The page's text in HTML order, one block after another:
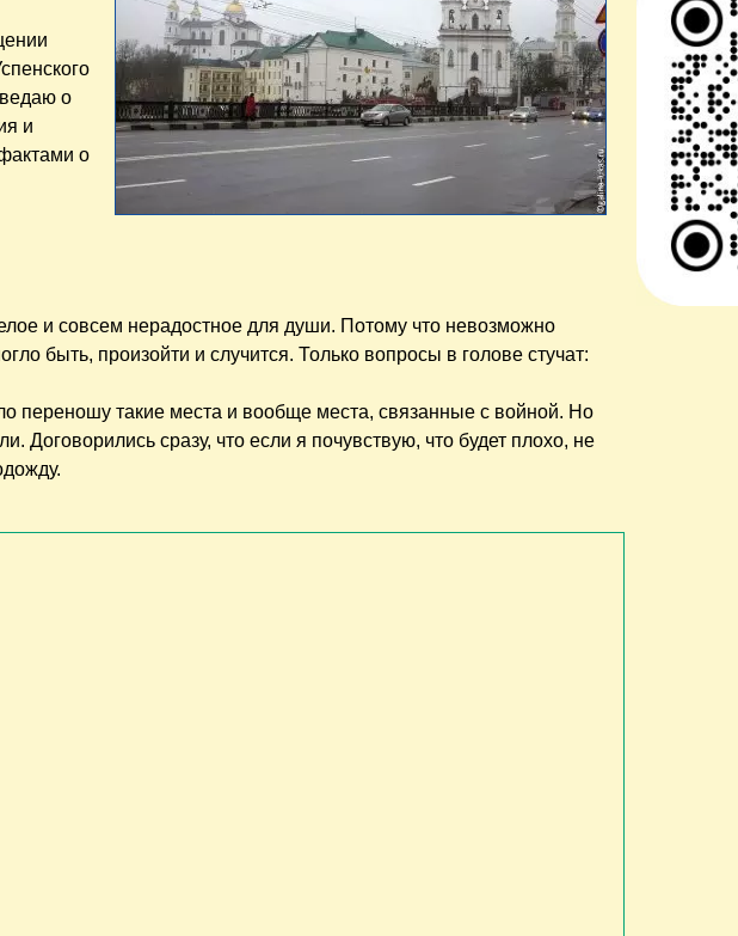
о
и
о
и совсем нерадостное для души. Потому что невозможно
быть, произойти и случится. Только вопросы в голове стучат:
переношу такие места и вообще места, связанные с войной. Но
сразу, что если я почувствую, что будет плохо, не